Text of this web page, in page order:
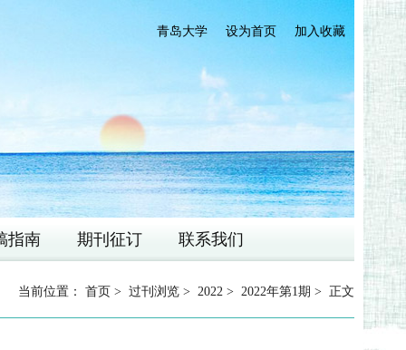
加入收藏
设为首页
青岛大学
指南 期刊征订 联系我们
当前位置： 首页 > 过刊浏览 > 2022 > 2022年第1期 > 正文